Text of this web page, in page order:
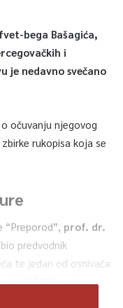
bega Bašagića,
i
je nedavno svečano
očuvanju njegovog
rukopisa koja se
“Preporod”, prof. dr.
predvodnik
te jedan od osnivača
1903. godine.